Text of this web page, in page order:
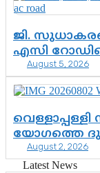
ജി.
എസി
ഉയരുന്നത്
August 5, 2026
യോഗത്തെ
വിഷവിത്ത്:
August 2, 2026
Latest News